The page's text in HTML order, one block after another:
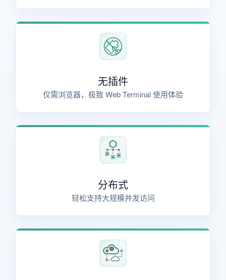
无插件
仅需浏览器，极致 Web Terminal 使用体验
分布式
轻松支持大规模并发访问